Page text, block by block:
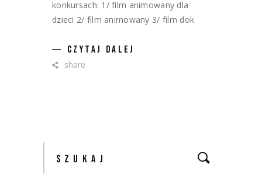
konkursach: 1/ film animowany dla
dzieci 2/ film animowany 3/ film dok
CZYTAJ DALEJ
share
Szukaj: